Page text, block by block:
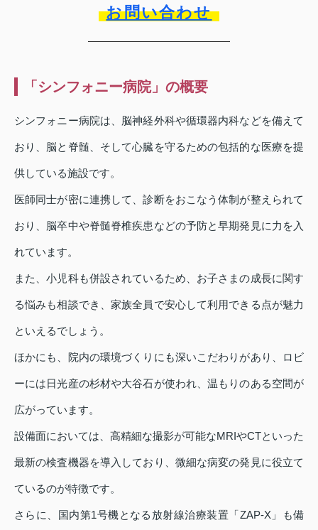
お問い合わせ
「シンフォニー病院」の概要
シンフォニー病院は、脳神経外科や循環器内科などを備えて
おり、脳と脊髄、そして心臓を守るための包括的な医療を提
供している施設です。
医師同士が密に連携して、診断をおこなう体制が整えられて
おり、脳卒中や脊髄脊椎疾患などの予防と早期発見に力を入
れています。
また、小児科も併設されているため、お子さまの成長に関す
る悩みも相談でき、家族全員で安心して利用できる点が魅力
といえるでしょう。
ほかにも、院内の環境づくりにも深いこだわりがあり、ロビ
ーには日光産の杉材や大谷石が使われ、温もりのある空間が
広がっています。
設備面においては、高精細な撮影が可能なMRIやCTといった
最新の検査機器を導入しており、微細な病変の発見に役立て
ているのが特徴です。
さらに、国内第1号機となる放射線治療装置「ZAP-X」も備